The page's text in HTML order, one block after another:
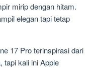
mirip dengan hitam.
elegan tapi tetap
17 Pro terinspirasi dari
tapi kali ini Apple